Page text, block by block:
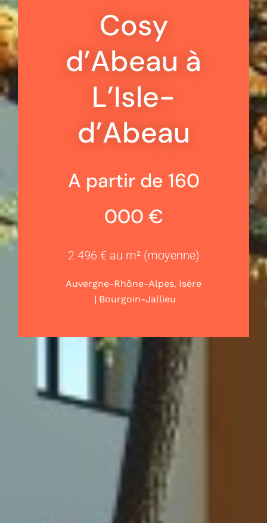
Cosy
d’Abeau à
L’Isle-
d’Abeau
A partir de 160
000 €
2 496 € au m² (moyenne)
Auvergne-Rhône-Alpes, Isère
| Bourgoin-Jallieu